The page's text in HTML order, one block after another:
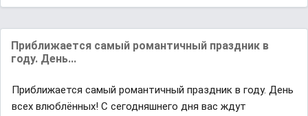
Приближается самый романтичный праздник в
году. День...
Приближается самый романтичный праздник в году. День
всех влюблённых! С сегодняшнего дня вас ждут